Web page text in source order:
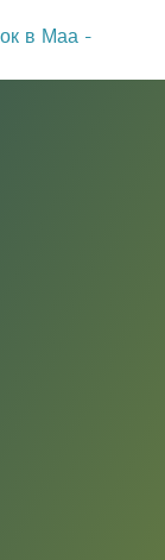
в Маа -